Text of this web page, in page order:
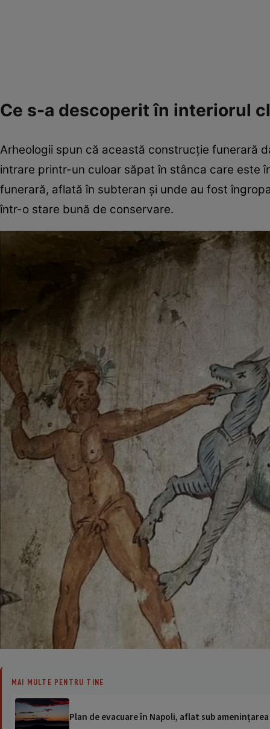
Ce s-a descoperit în interiorul
Arheologii spun că această construcție funerară
intrare printr-un culoar săpat în stânca care este
funerară, aflată în subteran și unde au fost
într-o stare bună de conservare.
MAI MULTE PENTRU TINE
Plan de evacuare în Napoli, aflat sub